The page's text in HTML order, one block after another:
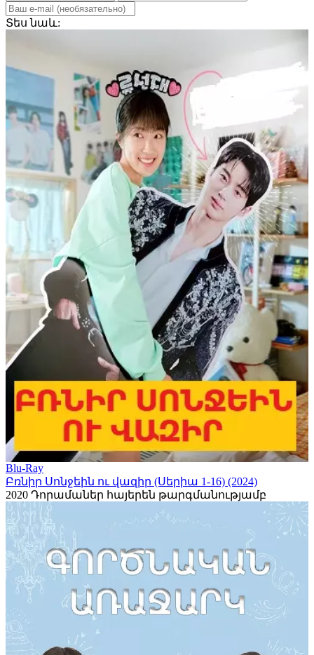
Տեսնաև:
Blu-Ray
Բռնիր Սոնջեին ու վազիր (Սերիա 1-16) (2024)
2020 Դորամաներ հայերեն թարգմանությամբ